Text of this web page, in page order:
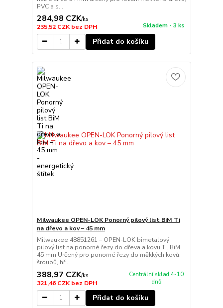
PVC a s...
284,98 CZK/ks
235,52 CZKbez DPH Skladem - 3 ks
Přidat do košíku
Milwaukee OPEN-LOK Ponorný pilový list BiM Ti
na dřevo a kov – 45 mm
Milwaukee 48851261 – OPEN-LOK bimetalový
pilový list na ponorné řezy do dřeva a kovu Ti. BiM
45 mm Určený pro ponorné řezy do měkkých kovů,
šroubů, hř...
388,97 CZK/ks
321,46 CZKbez DPH
Centrální sklad 4-10
dnů
Přidat do košíku